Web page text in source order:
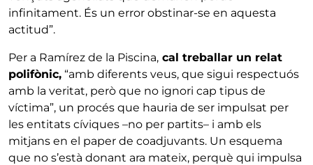
infinitament. És un error obstinar-se en aquesta
actitud”.
Per a Ramírez de la Piscina, cal treballar un relat
polifònic, “amb diferents veus, que sigui respectuós
amb la veritat, però que no ignori cap tipus de
víctima”, un procés que hauria de ser impulsat per
les entitats cíviques –no per partits– i amb els
mitjans en el paper de coadjuvants. Un esquema
que no s’està donant ara mateix, perquè qui impulsa